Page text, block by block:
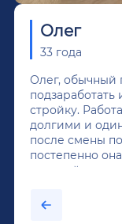
Олег
33 года
Олег, обычный
стройку.
долгими и
после смены
постепенно
крепкий
было